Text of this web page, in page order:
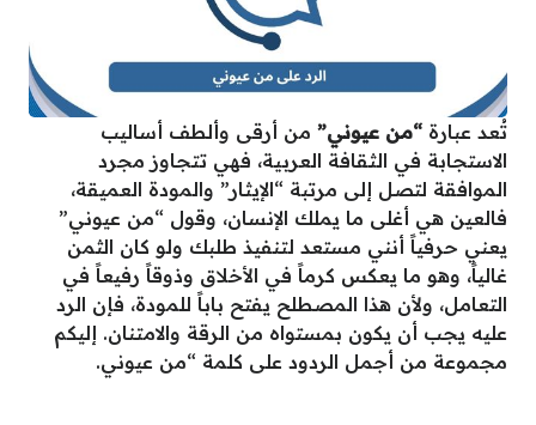
تُعد عبارة “من عيوني” من أرقى وألطف أساليب
الاستجابة في الثقافة العربية، فهي تتجاوز مجرد
الموافقة لتصل إلى مرتبة “الإيثار” والمودة العميقة،
فالعين هي أغلى ما يملك الإنسان، وقول “من عيوني”
يعني حرفياً أنني مستعد لتنفيذ طلبك ولو كان الثمن
غالياً، وهو ما يعكس كرماً في الأخلاق وذوقاً رفيعاً في
التعامل، ولأن هذا المصطلح يفتح باباً للمودة، فإن الرد
عليه يجب أن يكون بمستواه من الرقة والامتنان. إليكم
مجموعة من أجمل الردود على كلمة “من عيوني.